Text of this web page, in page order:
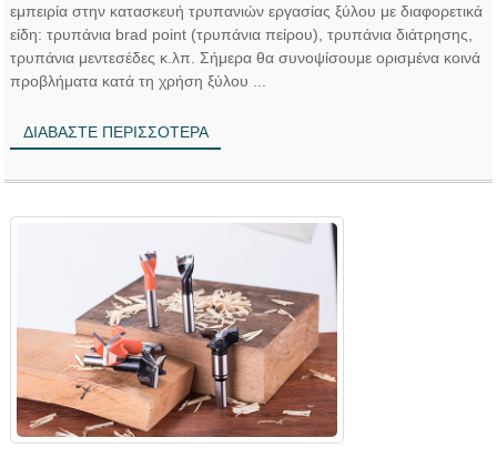
εμπειρία στην κατασκευή τρυπανιών εργασίας ξύλου με διαφορετικά
είδη: τρυπάνια brad point (τρυπάνια πείρου), τρυπάνια διάτρησης,
τρυπάνια μεντεσέδες κ.λπ. Σήμερα θα συνοψίσουμε ορισμένα κοινά
προβλήματα κατά τη χρήση ξύλου ...
ΔΙΑΒΆΣΤΕ ΠΕΡΙΣΣΌΤΕΡΑ